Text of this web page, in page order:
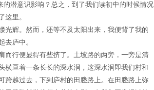
潜意识影响？总之，到了我们读初中的时候情况
这里。
光辉。然而，还等不及太阳出来，我便背了我的
去庐中。
而行便显得有些挤了。土坡路的两旁，一旁是清
横亘着一条长长的深水涧，这深水涧即我们村和
跨越过去，下到庐村的田塍路上。在田塍路上弥